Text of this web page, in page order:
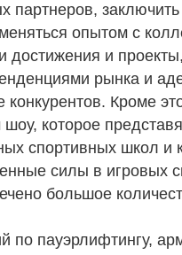
партнеров,
опытом с
достижения и
рынка и
Кроме
которое
спортивных школ и
силы в игровых
большое
по пауэрлифтингу,